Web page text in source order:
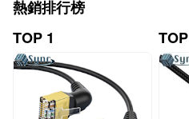
熱銷排行榜
TOP 1